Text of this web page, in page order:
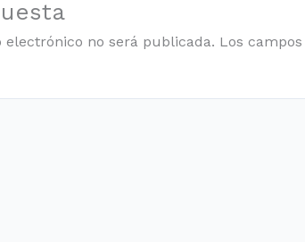
no será publicada. Los